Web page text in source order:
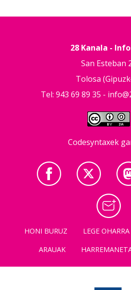
28 Kanala -
San Esteban
Tolosa
Tel: 943 69 89 35 -
Codesyntaxek
HONI BURUZ LEGE OHARRA
ARAUAK